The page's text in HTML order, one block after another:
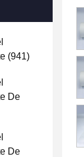
(941)
De
De